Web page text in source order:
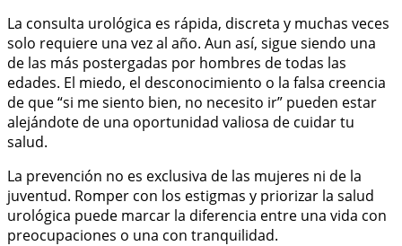
La consulta urológica es rápida, discreta y muchas veces
solo requiere una vez al año. Aun así, sigue siendo una
de las más postergadas por hombres de todas las
edades. El miedo, el desconocimiento o la falsa creencia
de que “si me siento bien, no necesito ir” pueden estar
alejándote de una oportunidad valiosa de cuidar tu
salud.
La prevención no es exclusiva de las mujeres ni de la
juventud. Romper con los estigmas y priorizar la salud
urológica puede marcar la diferencia entre una vida con
preocupaciones o una con tranquilidad.